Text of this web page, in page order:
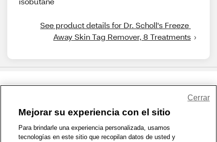
See product details for Dr. Scholl's Freeze
Away Skin Tag Remover, 8 Treatments
1-800-679-9691 | Contáctenos | Términos de Uso | Accesibilidad
Política de Privacidad | WA Privacy Policy | Mapa del sitio
Mejorar su experiencia con el sitio
Para brindarle una experiencia personalizada, usamos
tecnologías en este sitio que recopilan datos de usted y
Cerrar